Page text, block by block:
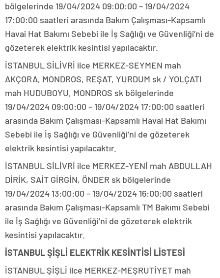
bölgelerinde 19/04/2024 09:00:00 – 19/04/2024
17:00:00 saatleri arasında Bakım Çalışması-Kapsamlı
Havai Hat Bakımı Sebebi ile İş Sağlığı ve Güvenliği’ni de
gözeterek elektrik kesintisi yapılacaktır.
İSTANBUL SİLİVRİ ilce MERKEZ-SEYMEN mah
AKÇORA, MONDROS, REŞAT, YURDUM sk / YOLÇATI
mah HUDUBOYU, MONDROS sk bölgelerinde
19/04/2024 09:00:00 – 19/04/2024 17:00:00 saatleri
arasında Bakım Çalışması-Kapsamlı Havai Hat Bakımı
Sebebi ile İş Sağlığı ve Güvenliği’ni de gözeterek
elektrik kesintisi yapılacaktır.
İSTANBUL SİLİVRİ ilce MERKEZ-YENİ mah ABDULLAH
DİRİK, SAİT GİRGİN, ÖNDER sk bölgelerinde
19/04/2024 13:00:00 – 19/04/2024 16:00:00 saatleri
arasında Bakım Çalışması-Kapsamlı TM Bakımı Sebebi
ile İş Sağlığı ve Güvenliği’ni de gözeterek elektrik
kesintisi yapılacaktır.
İSTANBUL ŞİŞLİ ELEKTRİK KESİNTİSİ LİSTESİ
İSTANBUL ŞİŞLİ ilce MERKEZ-MEŞRUTİYET mah